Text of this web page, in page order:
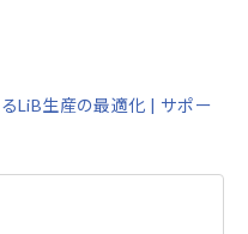
LiB生産の最適化 | サポー